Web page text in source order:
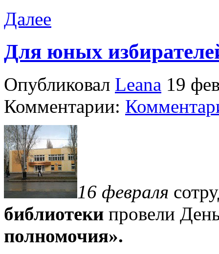
Далее
Для юных
Опубликовал Leana 19
Комментарии:
16 февраля
библиотеки провели
полномочия».